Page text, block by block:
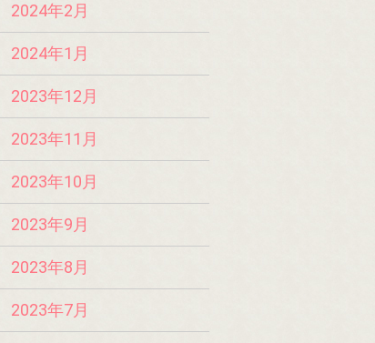
2024年2月
2024年1月
2023年12月
2023年11月
2023年10月
2023年9月
2023年8月
2023年7月